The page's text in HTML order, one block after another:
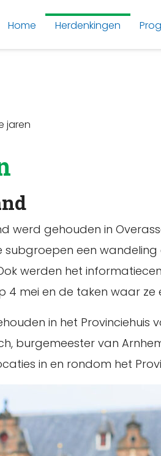
Home Herdenkingen
jaren
werd gehouden in
subgroepen een
werden het
mei en de taken waar ze
in het Provinciehuis
burgemeester van
in en rondom het